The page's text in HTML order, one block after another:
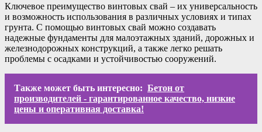
Ключевое преимущество винтовых свай – их универсальность
и возможность использования в различных условиях и типах
грунта. С помощью винтовых свай можно создавать
надежные фундаменты для малоэтажных зданий, дорожных и
железнодорожных конструкций, а также легко решать
проблемы с осадками и устойчивостью сооружений.
Также может быть интересно: Бетон от
производителей - гарантированное качество, низкие
цены и оперативная доставка!